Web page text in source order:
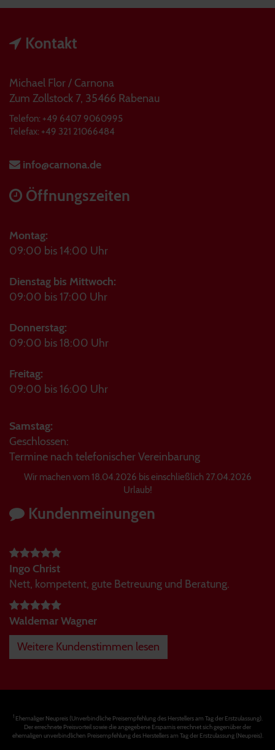
Kontakt
Michael Flor / Carnona
Zum Zollstock 7, 35466 Rabenau
Telefon: +49 6407 9060995
Telefax: +49 321 21066484
info@carnona.de
Öffnungszeiten
Montag:
09:00 bis 14:00 Uhr
Dienstag bis Mittwoch:
09:00 bis 17:00 Uhr
Donnerstag:
09:00 bis 18:00 Uhr
Freitag:
09:00 bis 16:00 Uhr
Samstag:
Geschlossen:
Termine nach telefonischer Vereinbarung
Wir machen vom 18.04.2026 bis einschließlich 27.04.2026
Urlaub!
Kundenmeinungen
Ingo Christ
Nett, kompetent, gute Betreuung und Beratung.
Waldemar Wagner
Weitere Kundenstimmen lesen
1Ehemaliger Neupreis (Unverbindliche Preisempfehlung des Herstellers am Tag der Erstzulassung).
Der errechnete Preisvorteil sowie die angegebene Ersparnis errechnet sich gegenüber der
ehemaligen unverbindlichen Preisempfehlung des Herstellers am Tag der Erstzulassung (Neupreis).